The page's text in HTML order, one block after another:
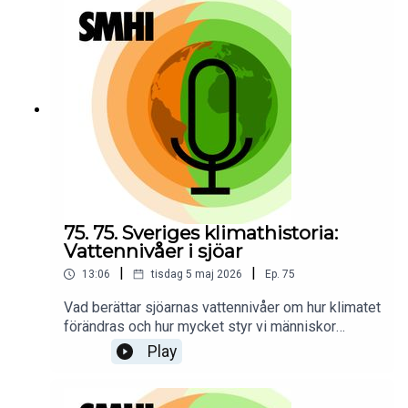
isläggning och islossning, och hur denna
förändring märks mer och mer i vår
vardag.Programledare för poddserien Sveriges
klimathistoria är Priya Eklund.
75. 75. Sveriges klimathistoria:
Vattennivåer i sjöar
13:06 tisdag 5 maj 2026 Ep. 75
Vad berättar sjöarnas vattennivåer om hur klimatet
förändras och hur mycket styr vi människor
själva?Vattennivåer i sjöar påverkas av samspelet
mellan nederbörd, avdunstning, tillrinning och
mänsklig reglering, och har mätts i Sverige i över
hundra år. Hydrologen Anna Eklund berättar i det
Play